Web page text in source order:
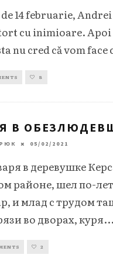
14 februarie,
cu inimioare. Apoi
nu cred că vom face
8
В
05/02/2021
в деревушке
районе, шел по-
и млад с трудом
во дворах, куря...
2